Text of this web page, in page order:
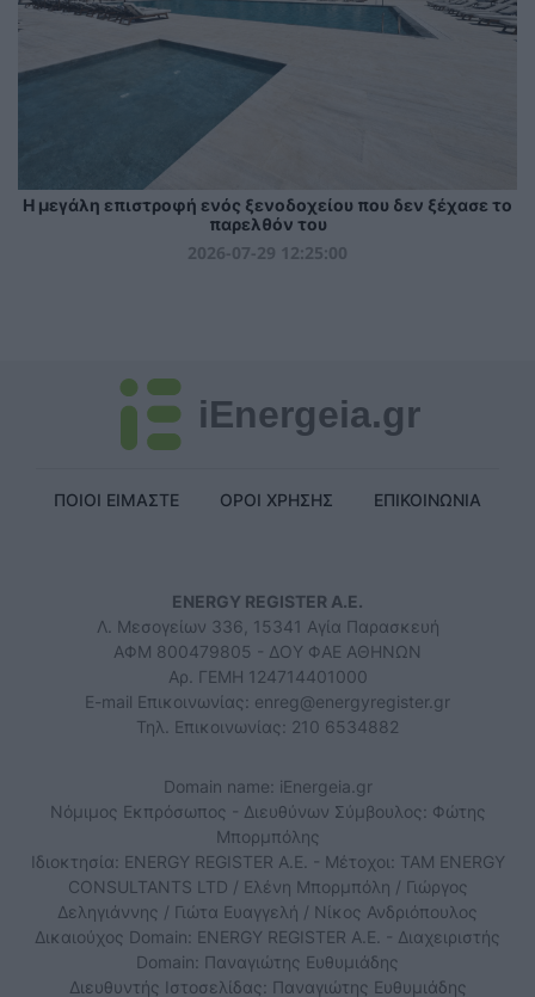
Η μεγάλη επιστροφή ενός ξενοδοχείου που δεν ξέχασε το
παρελθόν του
2026-07-29 12:25:00
iEnergeia.gr
ΠΟΙΟΙ ΕΙΜΑΣΤΕ ΟΡΟΙ ΧΡΗΣΗΣ ΕΠΙΚΟΙΝΩΝΙΑ
ENERGY REGISTER Α.Ε.
Λ. Μεσογείων 336, 15341 Αγία Παρασκευή
ΑΦΜ 800479805 - ΔΟΥ ΦΑΕ ΑΘΗΝΩΝ
Αρ. ΓΕΜΗ 124714401000
E-mail Επικοινωνίας: enreg@energyregister.gr
Τηλ. Επικοινωνίας: 210 6534882
Domain name: iEnergeia.gr
Νόμιμος Εκπρόσωπος - Διευθύνων Σύμβουλος: Φώτης
Μπορμπόλης
Ιδιοκτησία: ENERGY REGISTER Α.Ε. - Μέτοχοι: TAM ENERGY
CONSULTANTS LTD / Ελένη Μπορμπόλη / Γιώργος
Δεληγιάννης / Γιώτα Ευαγγελή / Νίκος Ανδριόπουλος
Δικαιούχος Domain: ENERGY REGISTER Α.Ε. - Διαχειριστής
Domain: Παναγιώτης Ευθυμιάδης
Διευθυντής Ιστοσελίδας: Παναγιώτης Ευθυμιάδης